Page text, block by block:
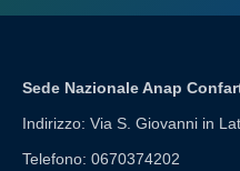
Sede Nazionale Anap
Indirizzo: Via S. Giovanni in
Telefono: 0670374202